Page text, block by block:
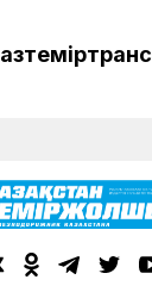
Қазтеміртранс